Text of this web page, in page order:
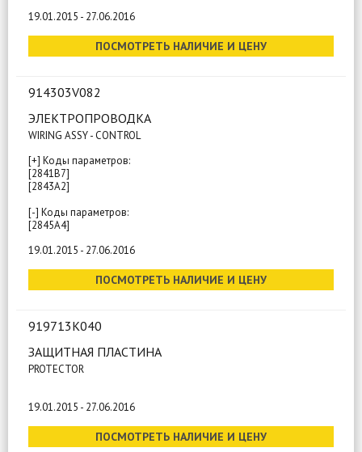
19.01.2015 - 27.06.2016
ПОСМОТРЕТЬ НАЛИЧИЕ И ЦЕНУ
914303V082
ЭЛЕКТРОПРОВОДКА
WIRING ASSY - CONTROL
[+] Коды параметров:
[2841B7]
[2843A2]
[-] Коды параметров:
[2845A4]
19.01.2015 - 27.06.2016
ПОСМОТРЕТЬ НАЛИЧИЕ И ЦЕНУ
919713K040
ЗАЩИТНАЯ ПЛАСТИНА
PROTECTOR
19.01.2015 - 27.06.2016
ПОСМОТРЕТЬ НАЛИЧИЕ И ЦЕНУ